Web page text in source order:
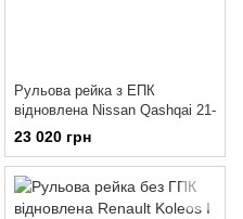
Рульова рейка з ЕПК
відновлена Nissan Qashqai 21-
23 020 грн